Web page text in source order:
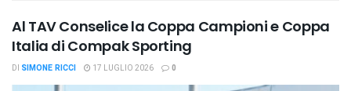
Al TAV Conselice la Coppa Campioni e Coppa
Italia di Compak Sporting
DI SIMONE RICCI 17 LUGLIO 2026 0